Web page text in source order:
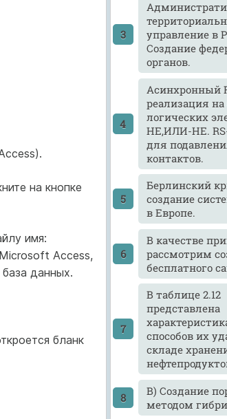
на кнопке
имя:
Access,
данных.
бланк
управление в
Создание
органов.
Асинхронный
реализация
логических
НЕ,ИЛИ-HЕ.
для
контактов.
Берлинский
создание
в Европе.
В качестве
рассмотрим
бесплатного
В таблице 2.12
представлена
способов их
складе
В) Создание
методом